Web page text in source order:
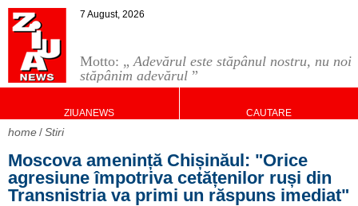
Motto: „Adevărul este stăpânul nostru, nu noi
stăpânim adevărul ”
7 August, 2026
ZIUANEWS CAUTARE
home Stiri
Moscova amenință Chișinăul: "Orice
agresiune împotriva cetățenilor ruși din
Transnistria va primi un răspuns imediat"